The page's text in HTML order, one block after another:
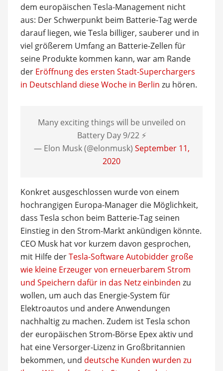
dem europäischen Tesla-Management nicht
aus: Der Schwerpunkt beim Batterie-Tag werde
darauf liegen, wie Tesla billiger, sauberer und in
viel größerem Umfang an Batterie-Zellen für
seine Produkte kommen kann, war am Rande
der Eröffnung des ersten Stadt-Superchargers
in Deutschland diese Woche in Berlin zu hören.
Many exciting things will be unveiled on
Battery Day 9/22 ⚡️
— Elon Musk (@elonmusk) September 11,
2020
Konkret ausgeschlossen wurde von einem
hochrangigen Europa-Manager die Möglichkeit,
dass Tesla schon beim Batterie-Tag seinen
Einstieg in den Strom-Markt ankündigen könnte.
CEO Musk hat vor kurzem davon gesprochen,
mit Hilfe derTesla-Software Autobidder große
wie kleine Erzeuger von erneuerbarem Strom
und Speichern dafür in das Netz einbinden zu
wollen, um auch das Energie-System für
Elektroautos und andere Anwendungen
nachhaltig zu machen. Zudem ist Tesla schon
der europäischen Strom-Börse Epex aktiv und
hat eine Versorger-Lizenz in Großbritannien
bekommen, und deutsche Kunden wurden zu